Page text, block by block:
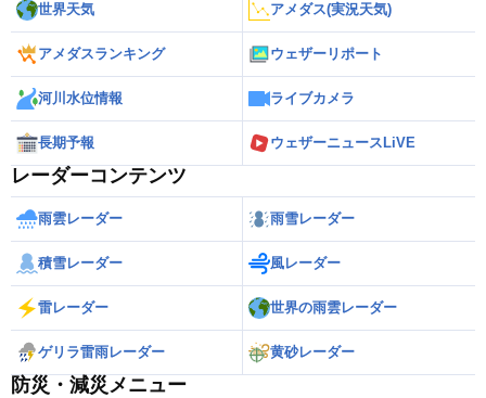
世界天気 アメダス(実況天気)
アメダスランキング ウェザーリポート
河川水位情報 ライブカメラ
長期予報 ウェザーニュースLiVE
レーダーコンテンツ
雨雲レーダー 雨雪レーダー
積雪レーダー 風レーダー
雷レーダー 世界の雨雲レーダー
ゲリラ雷雨レーダー 黄砂レーダー
防災・減災メニュー